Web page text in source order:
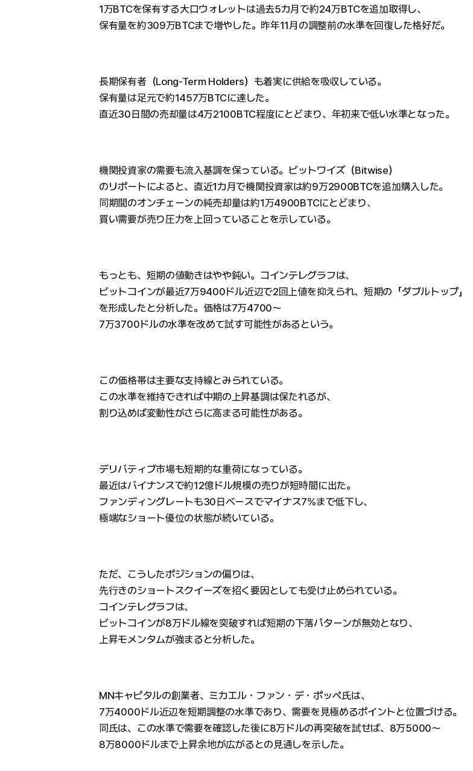
1万BTCを保有する大口ウォレットは過去5カ月で約24万BTCを追加取得し、
保有量を約309万BTCまで増やした。昨年11月の調整前の水準を回復した格好だ。
長期保有者（Long-Term Holders）も着実に供給を吸収している。
保有量は足元で約1457万BTCに達した。
直近30日間の売却量は4万2100BTC程度にとどまり、年初来で低い水準となった。
機関投資家の需要も流入基調を保っている。ビットワイズ（Bitwise）
のリポートによると、直近1カ月で機関投資家は約9万2900BTCを追加購入した。
同期間のオンチェーンの純売却量は約1万4900BTCにとどまり、
買い需要が売り圧力を上回っていることを示している。
もっとも、短期の値動きはやや鈍い。コインテレグラフは、
ビットコインが最近7万9400ドル近辺で2回上値を抑えられ、短期の「ダブルトップ」
を形成したと分析した。価格は7万4700〜
7万3700ドルの水準を改めて試す可能性があるという。
この価格帯は主要な支持線とみられている。
この水準を維持できれば中期の上昇基調は保たれるが、
割り込めば変動性がさらに高まる可能性がある。
デリバティブ市場も短期的な重荷になっている。
最近はバイナンスで約12億ドル規模の売りが短時間に出た。
ファンディングレートも30日ベースでマイナス7%まで低下し、
極端なショート優位の状態が続いている。
ただ、こうしたポジションの偏りは、
先行きのショートスクイーズを招く要因としても受け止められている。
コインテレグラフは、
ビットコインが8万ドル線を突破すれば短期の下落パターンが無効となり、
上昇モメンタムが強まると分析した。
MNキャピタルの創業者、ミカエル・ファン・デ・ポッペ氏は、
7万4000ドル近辺を短期調整の水準であり、需要を見極めるポイントと位置づける。
同氏は、この水準で需要を確認した後に8万ドルの再突破を試せば、8万5000〜
8万8000ドルまで上昇余地が広がるとの見通しを示した。